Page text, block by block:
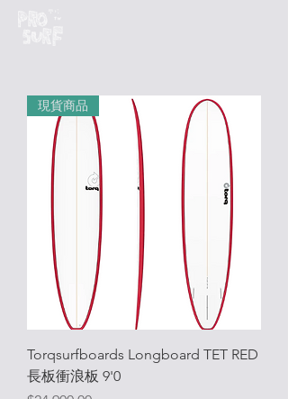
現貨商品
Torqsurfboards Longboard TET RED
長板衝浪板 9'0